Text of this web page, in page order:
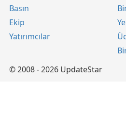
Basın
Ekip
Yatırımcılar
© 2008 - 2026 UpdateStar